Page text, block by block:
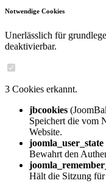
Notwendige Cookies
Unerlässlich für
deaktivierbar.
3 Cookies erkannt.
jbcookies
Speichert die vom
Website.
joomla_user_state
Bewahrt den
Hält die Sitzung